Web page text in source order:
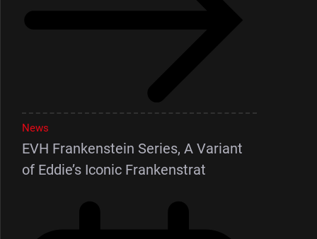
News
EVH Frankenstein Series, A Variant
of Eddie’s Iconic Frankenstrat